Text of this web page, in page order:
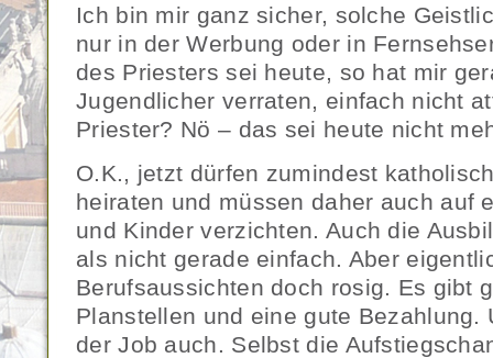
Ich bin mir ganz sicher, solche
nur in der Werbung oder in
des Priesters sei heute, so hat mir
Jugendlicher verraten, einfach nicht
Priester? Nö – das sei heute nicht
O.K., jetzt dürfen zumindest
heiraten und müssen daher auch auf
und Kinder verzichten. Auch die
als nicht gerade einfach. Aber
Berufsaussichten doch rosig. Es gibt
Planstellen und eine gute Bezahlung.
der Job auch. Selbst die